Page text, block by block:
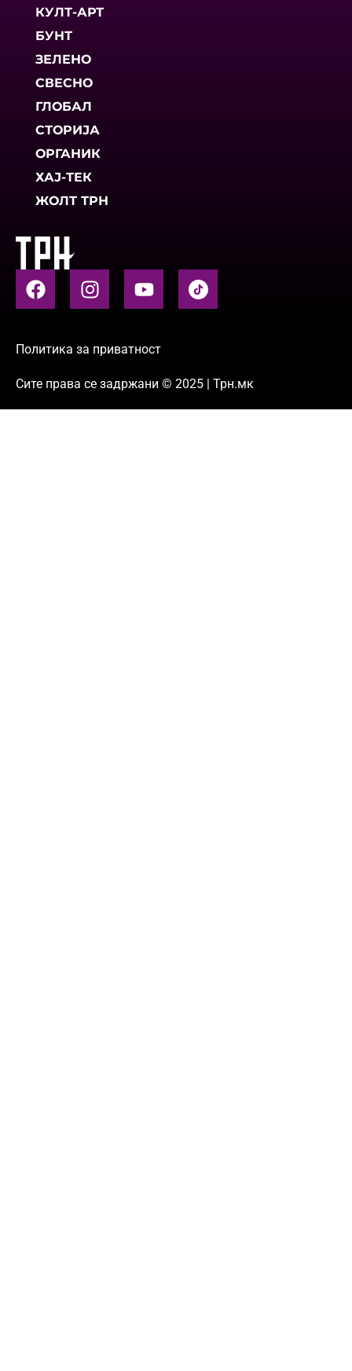
КУЛТ-АРТ
БУНТ
ЗЕЛЕНО
СВЕСНО
ГЛОБАЛ
СТОРИЈА
ОРГАНИК
ХАЈ-ТЕК
ЖОЛТ ТРН
Политика за приватност
Сите права се задржани © 2025 | Трн.мк